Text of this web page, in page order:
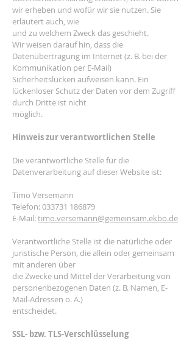
wir erheben und wofür wir sie nutzen. Sie
erläutert auch, wie
und zu welchem Zweck das geschieht.
Wir weisen darauf hin, dass die
Datenübertragung im Internet (z. B. bei der
Kommunikation per E-Mail)
Sicherheitslücken aufweisen kann. Ein
lückenloser Schutz der Daten vor dem Zugriff
durch Dritte ist nicht
möglich.
Hinweis zur verantwortlichen Stelle
Die verantwortliche Stelle für die
Datenverarbeitung auf dieser Website ist:
Timo Versemann
Telefon: 033731 186879
E-Mail:timo.versemann@gemeinsam.ekbo.de
Verantwortliche Stelle ist die natürliche oder
juristische Person, die allein oder gemeinsam
mit anderen über
die Zwecke und Mittel der Verarbeitung von
personenbezogenen Daten (z. B. Namen, E-
Mail-Adressen o. Ä.)
entscheidet.
SSL- bzw. TLS-Verschlüsselung